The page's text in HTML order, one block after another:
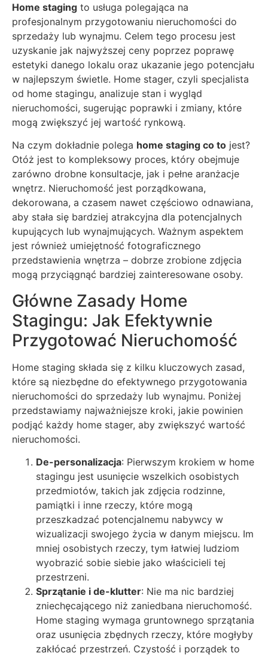
Home staging to usługa polegająca na
profesjonalnym przygotowaniu nieruchomości do
sprzedaży lub wynajmu. Celem tego procesu jest
uzyskanie jak najwyższej ceny poprzez poprawę
estetyki danego lokalu oraz ukazanie jego potencjału
w najlepszym świetle. Home stager, czyli specjalista
od home stagingu, analizuje stan i wygląd
nieruchomości, sugerując poprawki i zmiany, które
mogą zwiększyć jej wartość rynkową.
Na czym dokładnie polega home staging co to jest?
Otóż jest to kompleksowy proces, który obejmuje
zarówno drobne konsultacje, jak i pełne aranżacje
wnętrz. Nieruchomość jest porządkowana,
dekorowana, a czasem nawet częściowo odnawiana,
aby stała się bardziej atrakcyjna dla potencjalnych
kupujących lub wynajmujących. Ważnym aspektem
jest również umiejętność fotograficznego
przedstawienia wnętrza – dobrze zrobione zdjęcia
mogą przyciągnąć bardziej zainteresowane osoby.
Główne Zasady Home
Stagingu: Jak Efektywnie
Przygotować Nieruchomość
Home staging składa się z kilku kluczowych zasad,
które są niezbędne do efektywnego przygotowania
nieruchomości do sprzedaży lub wynajmu. Poniżej
przedstawiamy najważniejsze kroki, jakie powinien
podjąć każdy home stager, aby zwiększyć wartość
nieruchomości.
De-personalizacja: Pierwszym krokiem w home
stagingu jest usunięcie wszelkich osobistych
przedmiotów, takich jak zdjęcia rodzinne,
pamiątki i inne rzeczy, które mogą
przeszkadzać potencjalnemu nabywcy w
wizualizacji swojego życia w danym miejscu. Im
mniej osobistych rzeczy, tym łatwiej ludziom
wyobrazić sobie siebie jako właścicieli tej
przestrzeni.
Sprzątanie i de-klutter: Nie ma nic bardziej
zniechęcającego niż zaniedbana nieruchomość.
Home staging wymaga gruntownego sprzątania
oraz usunięcia zbędnych rzeczy, które mogłyby
zakłócać przestrzeń. Czystość i porządek to